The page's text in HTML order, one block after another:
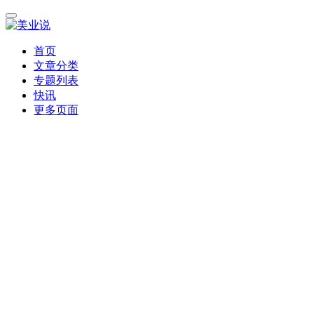
首页
文章分类
专题列表
快讯
更多页面